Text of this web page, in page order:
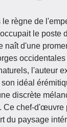
règne de
le poste
naît d'une
l'auteur
idéal
discrète
Ce chef-d'œuvre
du paysage